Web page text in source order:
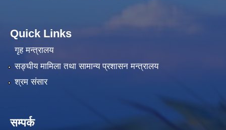
Quick Links
गृह मन्त्रालय
सङ्‍घीय मामिला तथा सामान्य प्रशासन मन्त्रालय
श्रम संसार
सम्पर्क